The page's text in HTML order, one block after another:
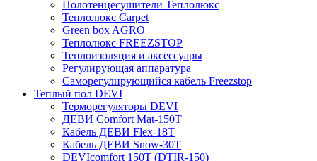
Полотенцесушители Теплолюкс
Теплолюкс Carpet
Green box AGRO
Теплолюкс FREEZSTOP
Теплоизоляция и аксессуары
Регулирующая аппаратура
Cаморегулирующийся кабель Freezstop
Теплый пол DEVI
Терморегуляторы DEVI
ДЕВИ Comfort Mat-150T
Кабель ДЕВИ Flex-18T
Кабель ДЕВИ Snow-30T
DEVIcomfort 150T (DTIR-150)